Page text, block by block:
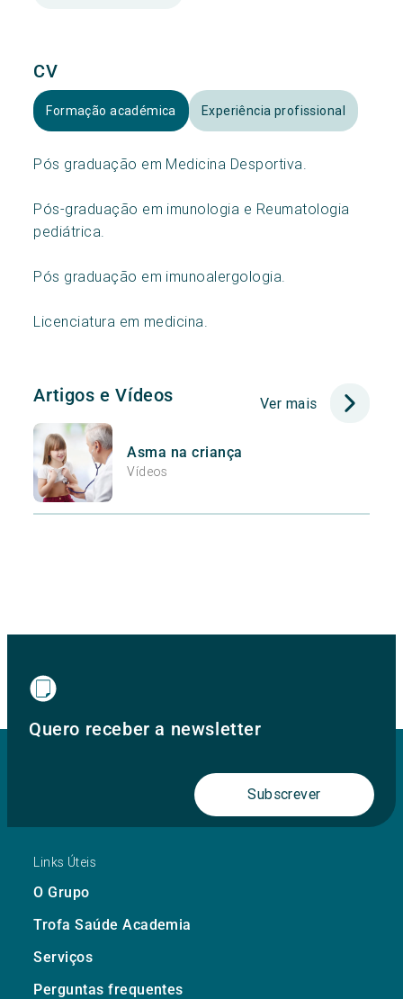
CV
Formação académica Experiência profissional
Pós graduação em Medicina Desportiva.
Pós-graduação em imunologia e Reumatologia
pediátrica.
Pós graduação em imunoalergologia.
Licenciatura em medicina.
Artigos e Vídeos Ver mais
Asma na criança
Vídeos
Quero receber a newsletter
Subscrever
Links Úteis
O Grupo
Trofa Saúde Academia
Serviços
Perguntas frequentes